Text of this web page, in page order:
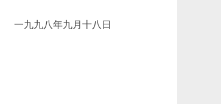
一九九八年九月十八日